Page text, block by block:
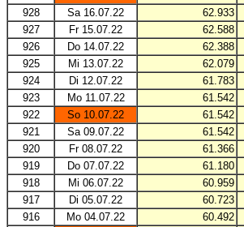
928
Sa 16.07.22 62.933
927
Fr 15.07.22 62.588
926
Do 14.07.22 62.388
925
Mi 13.07.22 62.079
924
Di 12.07.22 61.783
923
Mo 11.07.22 61.542
922
So 10.07.22 61.542
921
Sa 09.07.22 61.542
920
Fr 08.07.22 61.366
919
Do 07.07.22 61.180
918
Mi 06.07.22 60.959
917
Di 05.07.22 60.723
916
Mo 04.07.22 60.492